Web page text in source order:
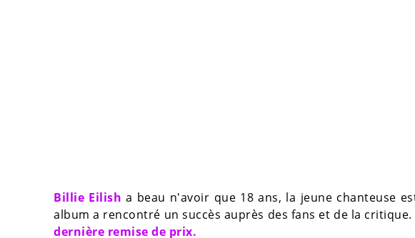
Billie Eilish a beau n'avoir que 18 ans, la jeune chanteuse
album a rencontré un succès auprès des fans et de la
dernière remise de prix.